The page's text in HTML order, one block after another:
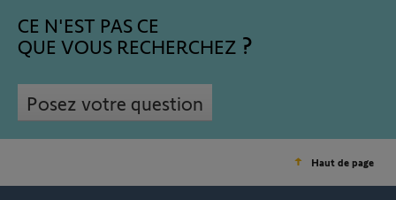
CE N'EST PAS CE
QUE VOUS RECHERCHEZ
Posez votre question
Haut de page